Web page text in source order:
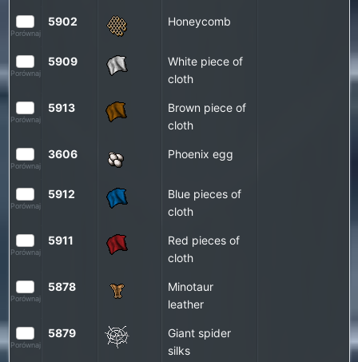
Porównaj
5902 Honeycomb
Porównaj
5909
White piece of
cloth
Porównaj
5913
Brown piece of
cloth
Porównaj
3606 Phoenix egg
Porównaj
5912
Blue pieces of
cloth
Porównaj
5911
Red pieces of
cloth
Porównaj
5878
Minotaur
leather
Porównaj
5879
Giant spider
silks